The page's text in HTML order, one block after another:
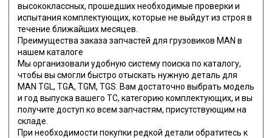
высококлассных, прошедших необходимые проверки и
испытания комплектующих, которые не выйдут из строя в
течение ближайших месяцев.
Преимущества заказа запчастей для грузовиков MAN в
нашем каталоге
Мы организовали удобную систему поиска по каталогу,
чтобы вы смогли быстро отыскать нужную деталь для
MAN TGL, TGA, TGM, TGS. Вам достаточно выбрать модель
и год выпуска вашего ТС, категорию комплектующих, и вы
получите доступ ко всем запчастям, присутствующим на
складе.
При необходимости покупки редкой детали обратитесь к